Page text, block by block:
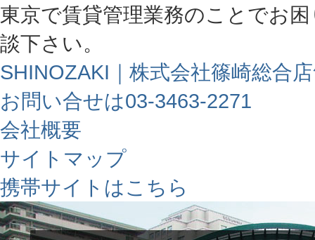
東京で賃貸管理業務のことでお
談下さい。
SHINOZAKI｜株式会社篠崎総合
お問い合せは03-3463-2271
会社概要
サイトマップ
携帯サイトはこちら